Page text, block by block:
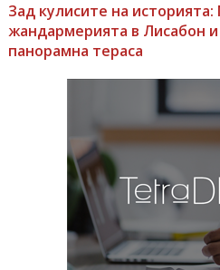
Зад кулисите на
жандармерията в Лисабон и
панорамна тераса